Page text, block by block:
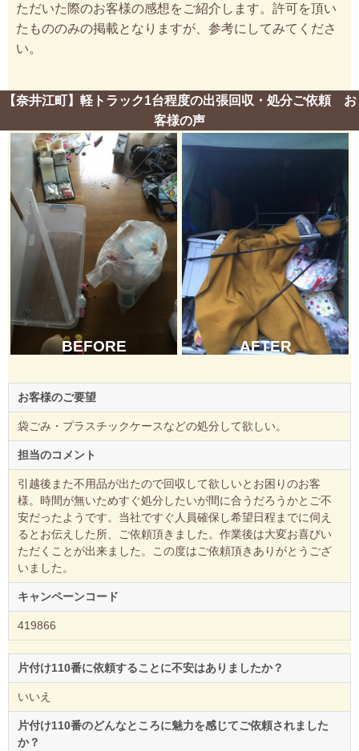
ただいた際のお客様の感想をご紹介します。許可を頂い
たもののみの掲載となりますが、参考にしてみてくださ
い。
【奈井江町】軽トラック1台程度の出張回収・処分ご依頼 お
客様の声
BEFORE AFTER
お客様のご要望
袋ごみ・プラスチックケースなどの処分して欲しい。
担当のコメント
引越後また不用品が出たので回収して欲しいとお困りのお客
様。時間が無いためすぐ処分したいが間に合うだろうかとご不
安だったようです。当社ですぐ人員確保し希望日程までに伺え
るとお伝えした所、ご依頼頂きました。作業後は大変お喜びい
ただくことが出来ました。この度はご依頼頂きありがとうござ
いました。
キャンペーンコード
419866
片付け110番に依頼することに不安はありましたか？
いいえ
片付け110番のどんなところに魅力を感じてご依頼されました
か？